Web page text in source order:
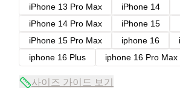
iPhone 13 Pro Max
iPhone 14
iPhone 14 Pro Max
iPhone 15
iPhone 15 Pro Max
iphone 16
iphone 16 Plus
iphone 16 Pro Max
사이즈 가이드 보기